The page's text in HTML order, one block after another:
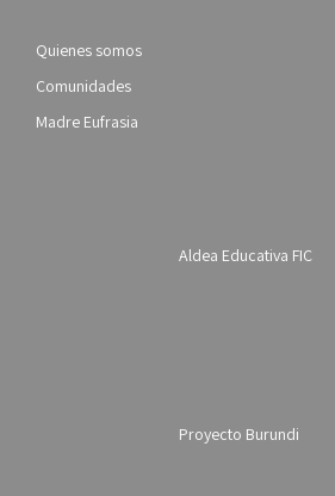
Quienes somos
Comunidades
Madre Eufrasia
Aldea Educativa FIC
Proyecto Burundi